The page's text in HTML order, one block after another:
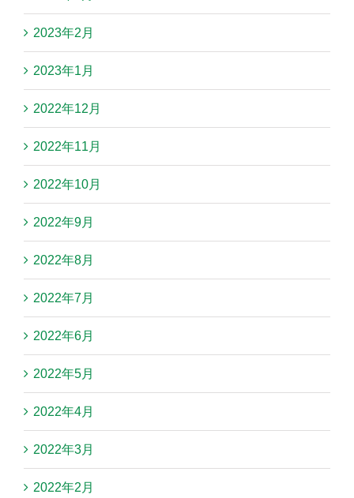
2023年2月
2023年1月
2022年12月
2022年11月
2022年10月
2022年9月
2022年8月
2022年7月
2022年6月
2022年5月
2022年4月
2022年3月
2022年2月